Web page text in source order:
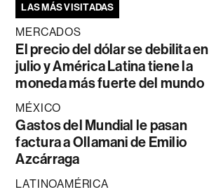
LAS MÁS VISITADAS
MERCADOS
El precio del dólar se debilita en
julio y América Latina tiene la
moneda más fuerte del mundo
MÉXICO
Gastos del Mundial le pasan
factura a Ollamani de Emilio
Azcárraga
LATINOAMÉRICA